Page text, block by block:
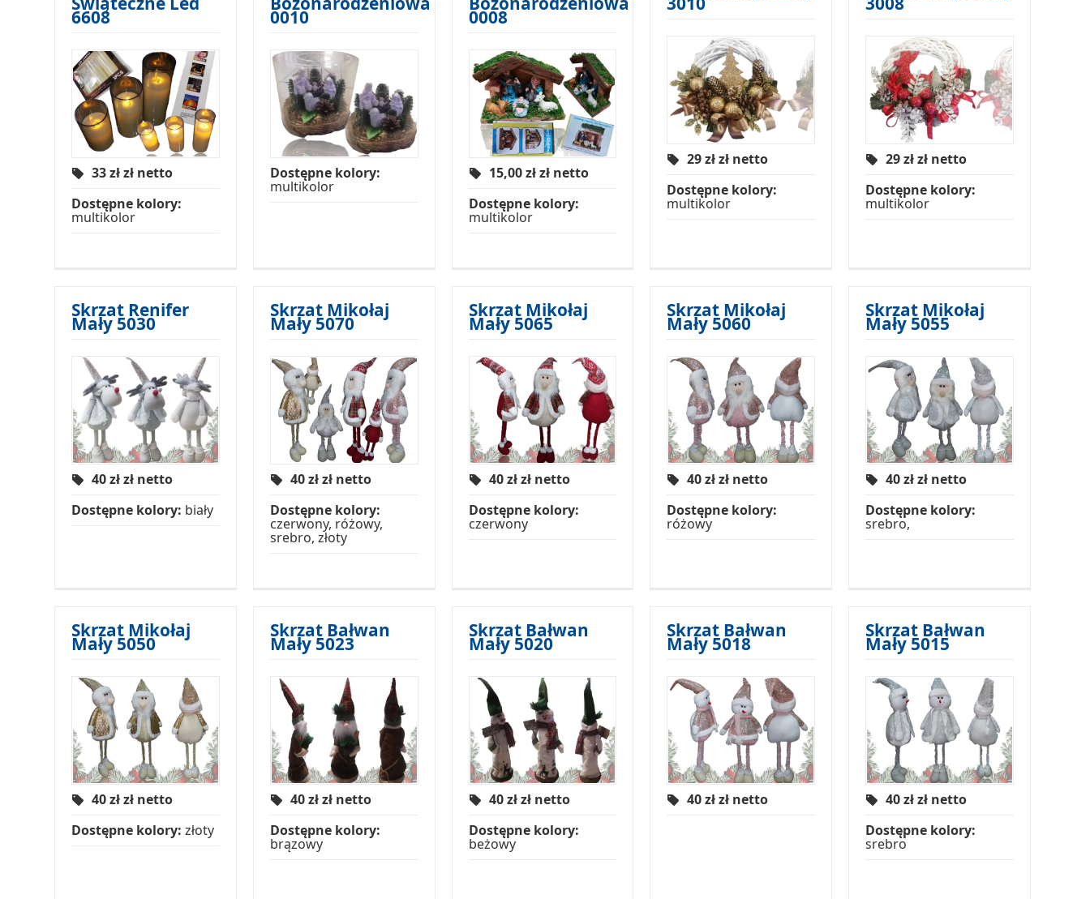
6608
33 złzł netto
Dostępne kolory:
multikolor
0010
Dostępne kolory:
multikolor
0008
15,00 złzł netto
Dostępne kolory:
multikolor
29 złzł netto
Dostępne kolory:
multikolor
29 złzł netto
Dostępne kolory:
multikolor
Skrzat Renifer
Mały 5030
40 złzł netto
Dostępne kolory: biały
Skrzat Mikołaj
Mały 5070
40 złzł netto
Dostępne kolory:
czerwony, różowy,
srebro, złoty
Skrzat Mikołaj
Mały 5065
40 złzł netto
Dostępne kolory:
czerwony
Skrzat Mikołaj
Mały 5060
40 złzł netto
Dostępne kolory:
różowy
Skrzat Mikołaj
Mały 5055
40 złzł netto
Dostępne kolory:
srebro,
Skrzat Mikołaj
Mały 5050
40 złzł netto
Dostępne kolory:złoty
Skrzat Bałwan
Mały 5023
40 złzł netto
Dostępne kolory:
brązowy
Skrzat Bałwan
Mały 5020
40 złzł netto
Dostępne kolory:
beżowy
Skrzat Bałwan
Mały 5018
40 złzł netto
Skrzat Bałwan
Mały 5015
40 złzł netto
Dostępne kolory:
srebro